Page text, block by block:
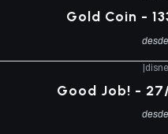
Gold Coin -
desde
|
Good Job! -
desde